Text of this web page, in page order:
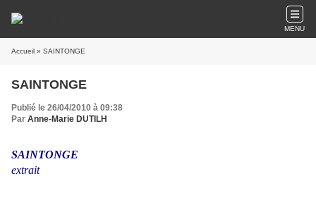
MENU
Accueil » SAINTONGE
SAINTONGE
Publié le 26/04/2010 à 09:38
Par Anne-Marie DUTILH
SAINTONGE
extrait